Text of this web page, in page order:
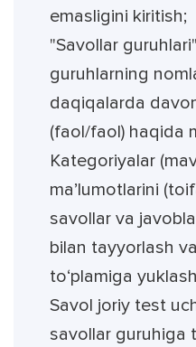
emasligini kiritish;
"Savollar
guruhlarning
daqiqalarda
(faol/faol) haqida
Kategoriyalar
ma’lumotlarini
savollar va
bilan tayyorlash
to‘plamiga
Savol joriy test
savollar guruhiga